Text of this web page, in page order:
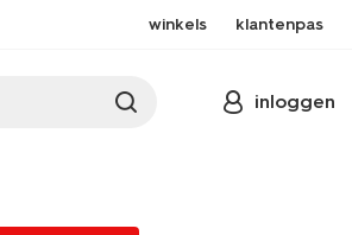
winkels klantenpas
inloggen